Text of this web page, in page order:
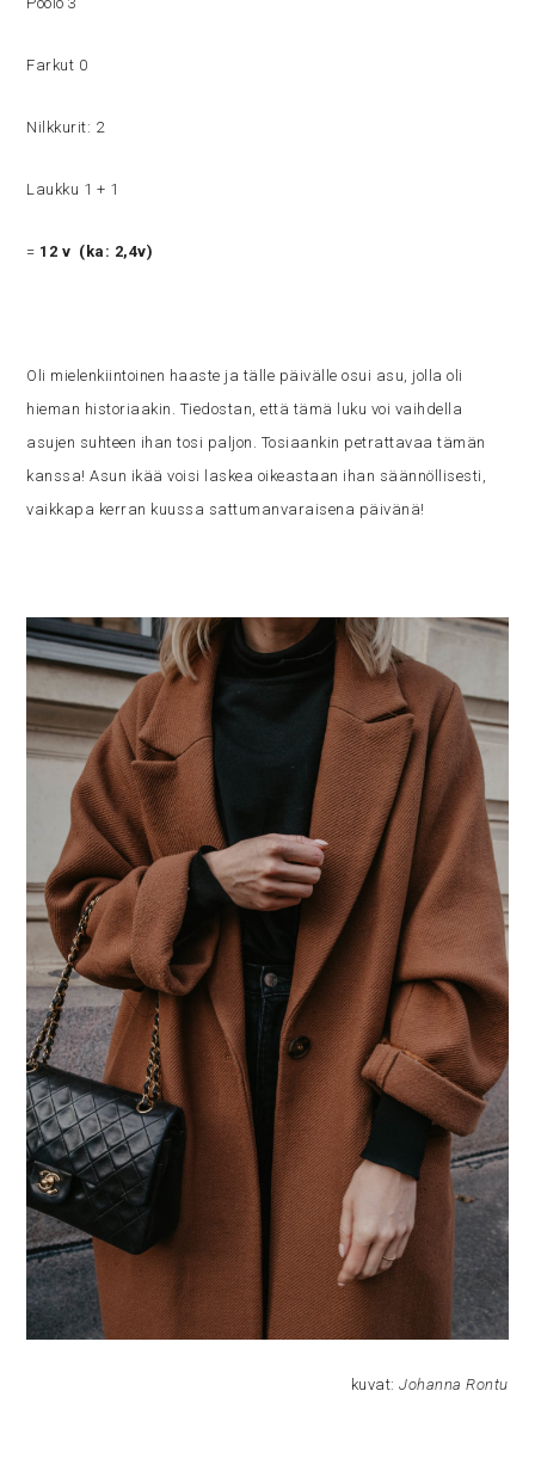
Farkut 0
Nilkkurit: 2
Laukku 1 + 1
= 12 v (ka: 2,4v)
Oli mielenkiintoinen haaste ja tälle päivälle osui asu, jolla oli
hieman historiaakin. Tiedostan, että tämä luku voi vaihdella
asujen suhteen ihan tosi paljon. Tosiaankin petrattavaa tämän
kanssa! Asun ikää voisi laskea oikeastaan ihan säännöllisesti,
vaikkapa kerran kuussa sattumanvaraisena päivänä!
kuvat: Johanna Rontu